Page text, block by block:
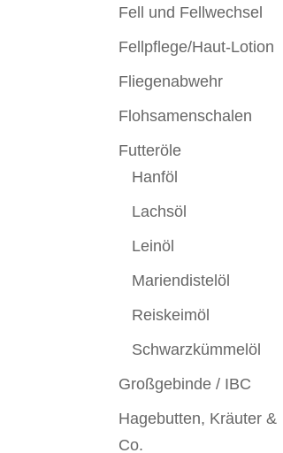
Fell und Fellwechsel
Fellpflege/Haut-Lotion
Fliegenabwehr
Flohsamenschalen
Futteröle
Hanföl
Lachsöl
Leinöl
Mariendistelöl
Reiskeimöl
Schwarzkümmelöl
Großgebinde / IBC
Hagebutten, Kräuter &
Co.